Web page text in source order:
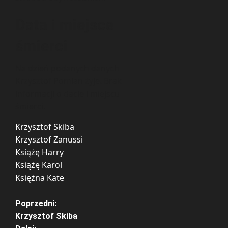
Krzysztof Skiba
Krzysztof Zanussi
Książę Harry
Książę Karol
Księżna Kate
Z
Poprzedni:
Krzysztof Skiba